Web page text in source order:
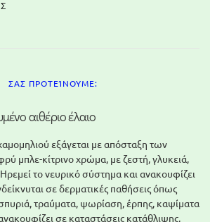
ΣΑΣ ΠΡΟΤΕΊΝΟΥΜΕ:
αιθέριο έλαιο
εξάγεται με απόσταξη των
μπλε-κίτρινο χρώμα, με ζεστή, γλυκειά,
το νευρικό σύστημα και ανακουφίζει
σε δερματικές παθήσεις όπως
τραύματα, ψωρίαση, έρπης, καψίματα
σε καταστάσεις κατάθλιψης,